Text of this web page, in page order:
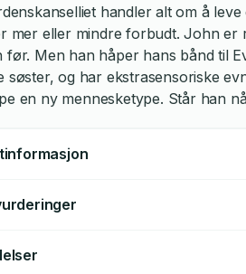
handler alt om å
mer eller mindre forbudt. John er
før. Men han håper hans bånd til
søster, og har ekstrasensoriske
en ny mennesketype. Står han